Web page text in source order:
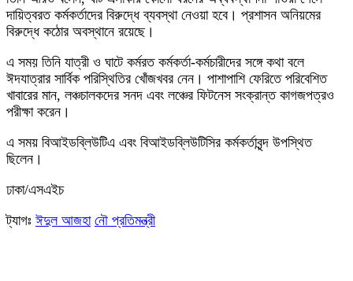
দায়িত্বরত কর্মকর্তাদের বিরুদ্ধে ব্যবস্থা নেওয়া হবে। প্রশাসন অনিয়মের
বিরুদ্ধে কঠোর অবস্থানে রয়েছে।
এ সময় তিনি যাত্রী ও ঘাটে কর্মরত কর্মকর্তা-কর্মচারীদের সঙ্গে কথা বলে
ঈদযাত্রার সার্বিক পরিস্থিতির খোঁজখবর নেন। পাশাপাশি ফেরিতে পরিবেশিত
খাবারের মান, লঞ্চচালকদের সনদ এবং লঞ্চের ফিটনেস সংক্রান্ত কাগজপত্রও
পরীক্ষা করেন।
এ সময় বিআইডব্লিউটিএ এবং বিআইডব্লিউটিসির কর্মকর্তাবৃন্দ উপস্থিত
ছিলেন।
ঢাকা/এসএইচ
ট্যাগঃ ঈদুল আজহা নৌ প্রতিমন্ত্রী